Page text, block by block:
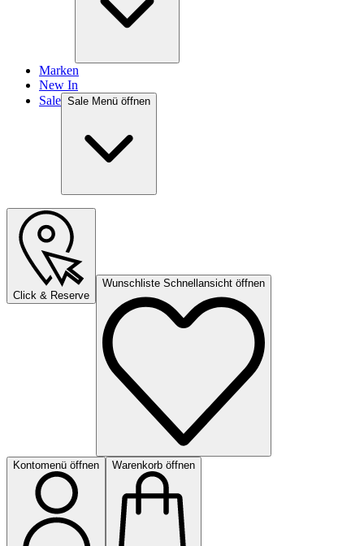
Marken
New In
Sale Sale Menü öffnen
Click & Reserve
Wunschliste Schnellansicht öffnen
Kontomenü öffnen Warenkorb öffnen